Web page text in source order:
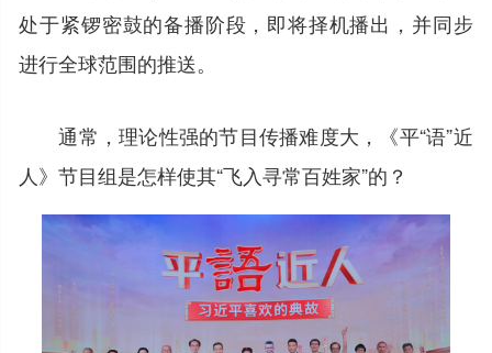
处于紧锣密鼓的备播阶段，即将择机播出，并同步
进行全球范围的推送。
通常，理论性强的节目传播难度大，《平“语”近
人》节目组是怎样使其“飞入寻常百姓家”的？